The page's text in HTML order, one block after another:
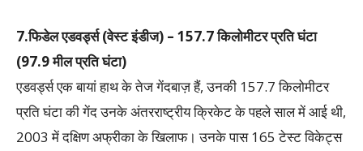
7.फिडेल एडवर्ड्स (वेस्ट इंडीज) – 157.7 किलोमीटर प्रति घंटा
(97.9 मील प्रति घंटा)
एडवर्ड्स एक बायां हाथ के तेज गेंदबाज़ हैं, उनकी 157.7 किलोमीटर
प्रति घंटा की गेंद उनके अंतरराष्ट्रीय क्रिकेट के पहले साल में आई थी,
2003 में दक्षिण अफ्रीका के खिलाफ। उनके पास 165 टेस्ट विकेट्स